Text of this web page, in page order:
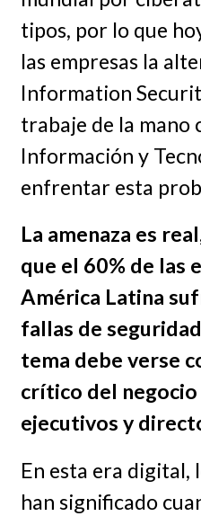
tipos, por lo que
las empresas la
Information
trabaje de la mano
Información y
enfrentar esta
La amenaza es
que el 60% de las
América Latina
fallas de
tema debe verse
crítico del
ejecutivos y
En esta era digital,
han significado